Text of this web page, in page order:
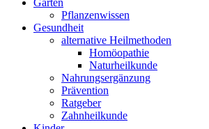
Pflanzenwissen
Gesundheit
alternative Heilmethoden
Homöopathie
Naturheilkunde
Nahrungsergänzung
Prävention
Ratgeber
Zahnheilkunde